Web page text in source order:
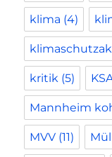
klima (4)
kritik (5)
Mannheim
MVV (11)